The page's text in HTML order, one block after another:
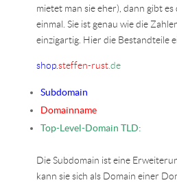
mietet man sie eher), dann gibt
einmal. Sie ist genau wie die
einzigartig. Hier die Bestandteile
shop.steffen-rust.de
Subdomain
Domainname
Top-Level-Domain TLD:
Die Subdomain ist eine
kann sie sich als Domain einer